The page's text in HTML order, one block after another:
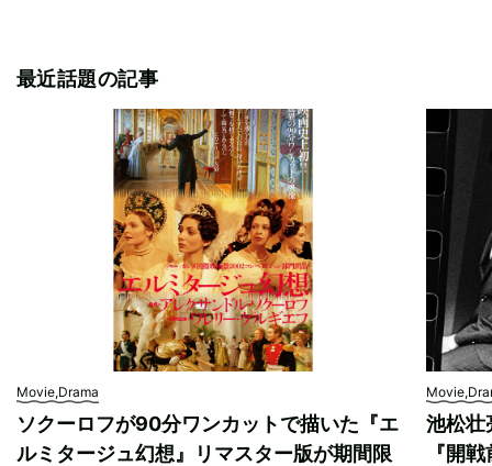
最近話題の記事
Movie,Drama
ソクーロフが90分ワンカットで描いた『エ
ルミタージュ幻想』リマスター版が期間限
池松壮
『開